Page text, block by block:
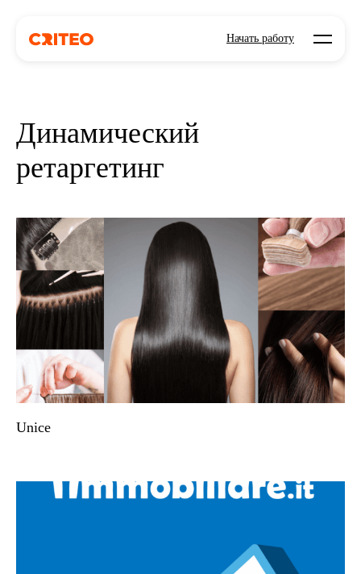
Начать работу Open
Динамический
ретаргетинг
Unice